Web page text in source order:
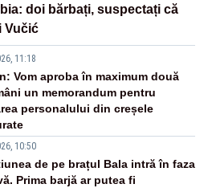
doi bărbați, suspectați că
Vučić
11:18
Vom aproba în maximum două
un memorandum pentru
personalului din creșele
10:50
de pe brațul Bala intră în faza
Prima barjă ar putea fi